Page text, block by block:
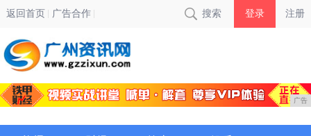
返回首页 广告合作 搜索 登录 注册
广告